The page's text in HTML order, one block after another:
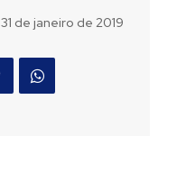
31 de janeiro de 2019